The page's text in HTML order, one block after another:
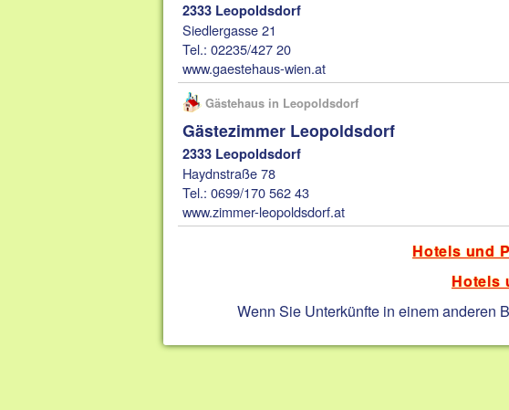
2333 Leopoldsdorf
Siedlergasse 21
Tel.: 02235/427 20
www.gaestehaus-wien.at
Gästehaus in Leopoldsdorf
Gästezimmer Leopoldsdorf
2333 Leopoldsdorf
Haydnstraße 78
Tel.: 0699/170 562 43
www.zimmer-leopoldsdorf.at
Hotels und
Hotels
Wenn Sie Unterkünfte in einem anderen